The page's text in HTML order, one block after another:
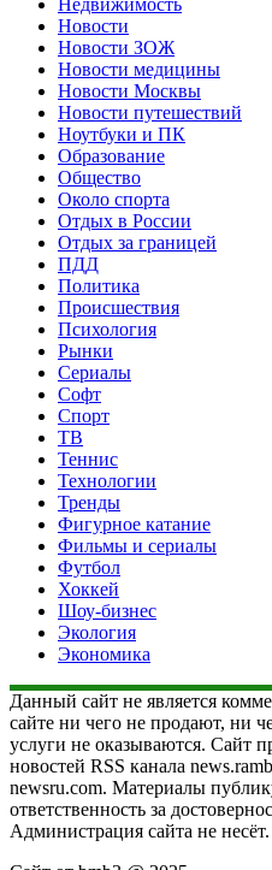
Недвижимость
Новости
Новости ЗОЖ
Новости медицины
Новости Москвы
Новости путешествий
Ноутбуки и ПК
Образование
Общество
Около спорта
Отдых в России
Отдых за границей
ПДД
Политика
Происшествия
Психология
Рынки
Сериалы
Софт
Спорт
ТВ
Теннис
Технологии
Тренды
Фигурное катание
Фильмы и сериалы
Футбол
Хоккей
Шоу-бизнес
Экология
Экономика
Данный сайт не является
сайте ни чего не продают, ни
услуги не оказываются. Сайт
новостей RSS канала
newsru.com. Материалы
ответственность за
Администрация сайта не несёт.